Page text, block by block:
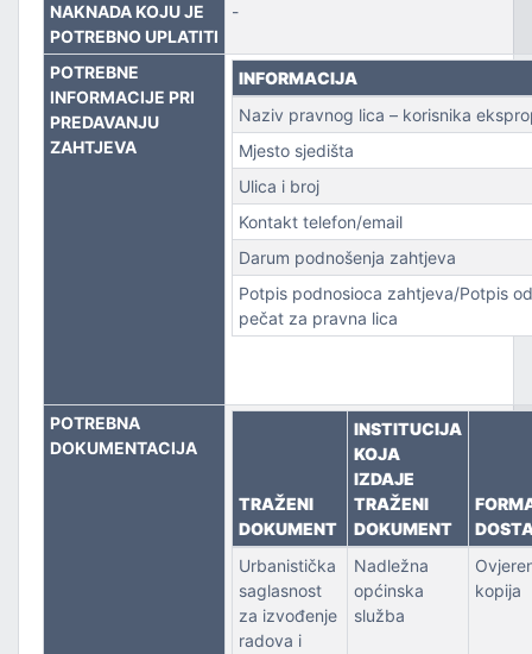
IZBJEGLICE I RASELJENA LICA
NAKNADA KOJU JE
POTREBNO UPLATITI
-
POTREBNE
INFORMACIJE PRI
PREDAVANJU
ZAHTJEVA
INFORMACIJA
Naziv pravnog lica – korisnika
Mjesto sjedišta
Ulica i broj
Kontakt telefon/email
Darum podnošenja zahtjeva
Potpis podnosioca zahtjeva/Potpis
pečat za pravna lica
POTREBNA
DOKUMENTACIJA
TRAŽENI
DOKUMENT
INSTITUCIJA
KOJA
IZDAJE
TRAŽENI
DOKUMENT
Urbanistička
saglasnost
za izvođenje
radova i
Nadležna
općinska
služba
kopija